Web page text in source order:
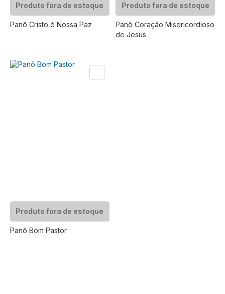
Produto fora de estoque
Panô Cristo é Nossa Paz
Produto fora de estoque
Panô Coração Misericordioso
de Jesus
Produto fora de estoque
Panô Bom Pastor